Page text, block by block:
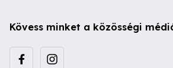
Kövess minket a közösségi